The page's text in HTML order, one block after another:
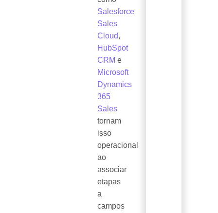
Salesforce
Sales
Cloud,
HubSpot
CRM e
Microsoft
Dynamics
365
Sales
tornam
isso
operacional
ao
associar
etapas
a
campos